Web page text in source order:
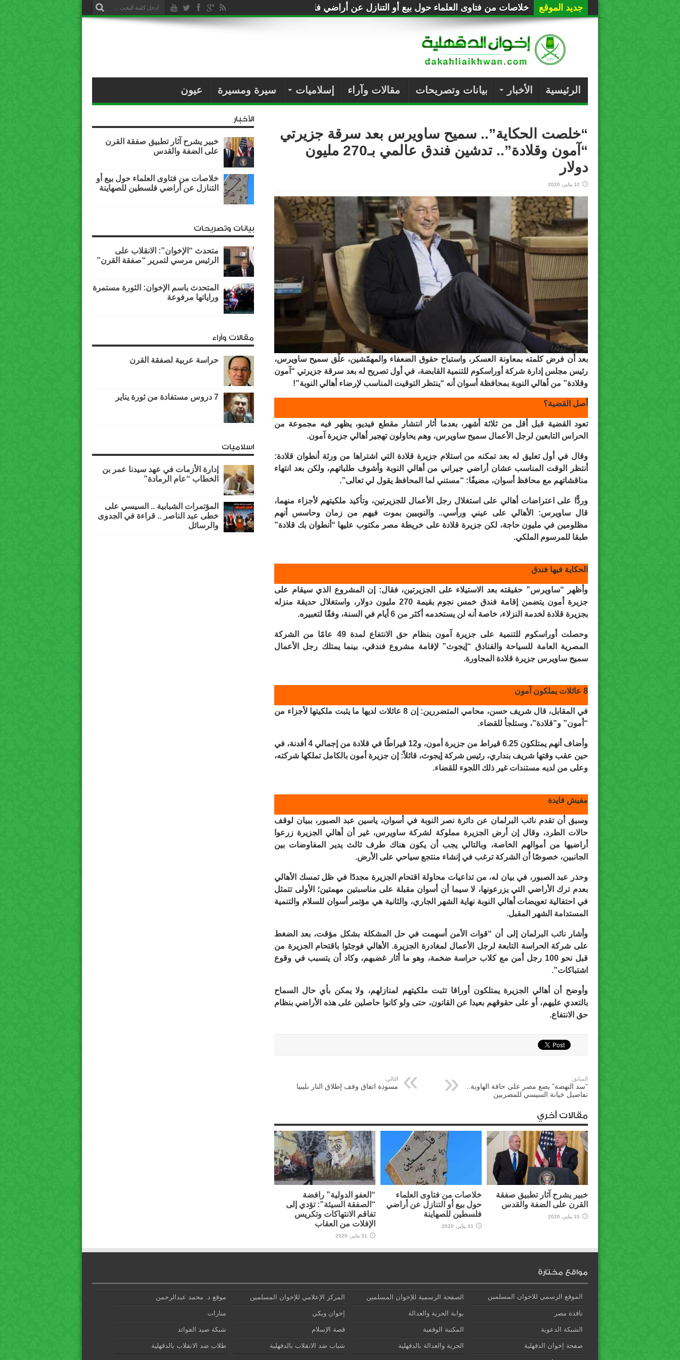
جديد الموقع خلاصات من فتاوى العلماء حول بيع أو التنازل عن أراضي فلسطين للصهاينة
الرئيسية الأخبار بيانات وتصريحات مقالات وآراء إسلاميات سيرة ومسيرة عيون
“خلصت الحكاية”.. سميح ساويرس بعد سرقة جزيرتي
“آمون وقلادة”.. تدشين فندق عالمي بـ270 مليون
دولار
12 يناير، 2020
بعد أن فرض كلمته بمعاونة العسكر، واستباح حقوق الضعفاء والمهمّشين، علّق سميح ساويرس،
رئيس مجلس إدارة شركة أوراسكوم للتنمية القابضة، في أول تصريح له بعد سرقة جزيرتي “آمون
وقلادة” من أهالي النوبة بمحافظة أسوان أنه “ينتظر التوقيت المناسب لإرضاء أهالي النوبة”!
أصل القضية؟
تعود القضية قبل أقل من ثلاثة أشهر، بعدما أثار انتشار مقطع فيديو، يظهر فيه مجموعة من
الحراس التابعين لرجل الأعمال سميح ساويرس، وهم يحاولون تهجير أهالي جزيرة آمون.
وقال في أول تعليق له بعد تمكنه من استلام جزيرة قلادة التي اشتراها من ورثة أنطوان قلادة:
أنتظر الوقت المناسب عشان أراضي جيراني من أهالي النوبة وأشوف طلباتهم، ولكن بعد انتهاء
مناقشاتهم مع محافظ أسوان، مضيفًا: “مستني لما المحافظ يقول لي تعالى”.
وردًّا على اعتراضات أهالي على استغلال رجل الأعمال للجزيرتين، وتأكيد ملكيتهم لأجزاء منهما،
قال ساويرس: الأهالي على عيني ورأسي.. والنوبيين بموت فيهم من زمان وحاسس أنهم
مظلومين في مليون حاجة، لكن جزيرة قلادة على خريطة مصر مكتوب عليها “أنطوان بك قلادة”
طبقا للمرسوم الملكي.
الحكاية فيها فندق
وأظهر “ساويرس” حقيقته بعد الاستيلاء على الجزيرتين، فقال: إن المشروع الذي سيقام على
جزيرة أمون يتضمن إقامة فندق خمس نجوم بقيمة 270 مليون دولار، واستغلال حديقة منزله
بجزيرة قلادة لخدمة النزلاء، خاصة أنه لن يستخدمه أكثر من 6 أيام في السنة، وفقًا لتعبيره.
وحصلت أوراسكوم للتنمية على جزيرة آمون بنظام حق الانتفاع لمدة 49 عامًا من الشركة
المصرية العامة للسياحة والفنادق “إيجوث” لإقامة مشروع فندقي، بينما يمتلك رجل الأعمال
سميح ساويرس جزيرة قلادة المجاورة.
8 عائلات يملكون آمون
في المقابل، قال شريف حسن، محامي المتضررين: إن 8 عائلات لديها ما يثبت ملكيتها لأجزاء من
“أمون” و”قلادة”، وستلجأ للقضاء.
وأضاف أنهم يمتلكون 6.25 قيراط من جزيرة أمون، و12 قيراطًا في قلادة من إجمالي 4 أفدنة، في
حين عقب وقتها شريف بنداري، رئيس شركة إيجوث، قائلاً: إن جزيرة أمون بالكامل تملكها شركته،
وعلى من لديه مستندات غير ذلك اللجوء للقضاء.
مفيش فايدة
وسبق أن تقدم نائب البرلمان عن دائرة نصر النوبة في أسوان، ياسين عبد الصبور، ببيان لوقف
حالات الطرد، وقال إن أرض الجزيرة مملوكة لشركة ساويرس، غير أن أهالي الجزيرة زرعوا
أراضيها من أموالهم الخاصة، وبالتالي يجب أن يكون هناك طرف ثالث يدير المفاوضات بين
الجانبين، خصوصًا أن الشركة ترغب في إنشاء منتجع سياحي على الأرض.
وحذر عبد الصبور، في بيان له، من تداعيات محاولة اقتحام الجزيرة مجددًا في ظل تمسك الأهالي
بعدم ترك الأراضي التي يزرعونها، لا سيما أن أسوان مقبلة على مناسبتين مهمتين؛ الأولى تتمثل
في احتفالية تعويضات أهالي النوبة نهاية الشهر الجاري، والثانية هي مؤتمر أسوان للسلام والتنمية
المستدامة الشهر المقبل.
وأشار نائب البرلمان إلى أن “قوات الأمن أسهمت في حل المشكلة بشكل مؤقت، بعد الضغط
على شركة الحراسة التابعة لرجل الأعمال لمغادرة الجزيرة. الأهالي فوجئوا باقتحام الجزيرة من
قبل نحو 100 رجل أمن مع كلاب حراسة ضخمة، وهو ما أثار غضبهم، وكاد أن يتسبب في وقوع
اشتباكات”.
وأوضح أن أهالي الجزيرة يمتلكون أوراقا تثبت ملكيتهم لمنازلهم، ولا يمكن بأي حال السماح
بالتعدي عليهم، أو على حقوقهم بعيدا عن القانون، حتى ولو كانوا حاصلين على هذه الأراضي بنظام
حق الانتفاع.
السابق:
“سد النهضة” يضع مصر على حافة الهاوية..
تفاصيل خيانة السيسي للمصريين
التالي:
مسودة اتفاق وقف إطلاق النار بليبيا
مقالات أخري
خبير يشرح آثار تطبيق صفقة
القرن على الضفة والقدس
31 يناير، 2020
خلاصات من فتاوى العلماء
حول بيع أو التنازل عن أراضي
فلسطين للصهاينة
31 يناير، 2020
“العفو الدولية” رافضة
“الصفقة السيئة”: تؤدي إلى
تفاقم الانتهاكات وتكريس
الإفلات من العقاب
31 يناير، 2020
الأخبار
خبير يشرح آثار تطبيق صفقة القرن
على الضفة والقدس
خلاصات من فتاوى العلماء حول بيع أو
التنازل عن أراضي فلسطين للصهاينة
بيانات وتصريحات
متحدث “الإخوان”: الانقلاب على
الرئيس مرسي لتمرير “صفقة القرن”
المتحدث باسم الإخوان: الثورة مستمرة
وراياتها مرفوعة
مقالات وآراء
حراسة عربية لصفقة القرن
7 دروس مستفادة من ثورة يناير
اسلاميات
إدارة الأزمات في عهد سيدنا عمر بن
الخطاب “عام الرمادة”
المؤتمرات الشبابية .. السيسي على
خطى عبد الناصر .. قراءة في الجدوى
والرسائل
مواقع مختارة
الموقع الرسمي للاخوان المسلمين الصفحة الرسمية للإخوان المسلمين المركز الإعلامي للإخوان المسلمين موقع د. محمد عبدالرحمن
نافذة مصر بوابة الحرية والعدالة إخوان ويكي منارات
الشبكة الدعوية المكتبة الوقفية قصة الإسلام شبكة صيد الفوائد
صفحة إخوان الدقهلية الحرية والعدالة بالدقهلية شباب ضد الانقلاب بالدقهلية طلاب ضد الانقلاب بالدقهلية